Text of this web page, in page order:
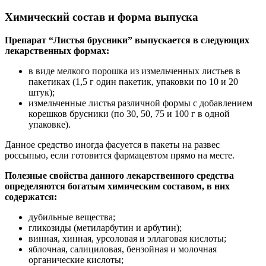
Химический состав и форма выпуска
Препарат “Листья брусники” выпускается в следующих
лекарственных формах:
в виде мелкого порошка из измельченных листьев в
пакетиках (1,5 г один пакетик, упаковки по 10 и 20
штук);
измельченные листья различной формы с добавлением
корешков брусники (по 30, 50, 75 и 100 г в одной
упаковке).
Данное средство иногда фасуется в пакеты на развес
россыпью, если готовится фармацевтом прямо на месте.
Полезные свойства данного лекарственного средства
определяются богатым химическим составом, в них
содержатся:
дубильные вещества;
гликозиды (метиларбутин и арбутин);
винная, хинная, урсоловая и эллаговая кислоты;
яблочная, салициловая, бензойная и молочная
органические кислоты;